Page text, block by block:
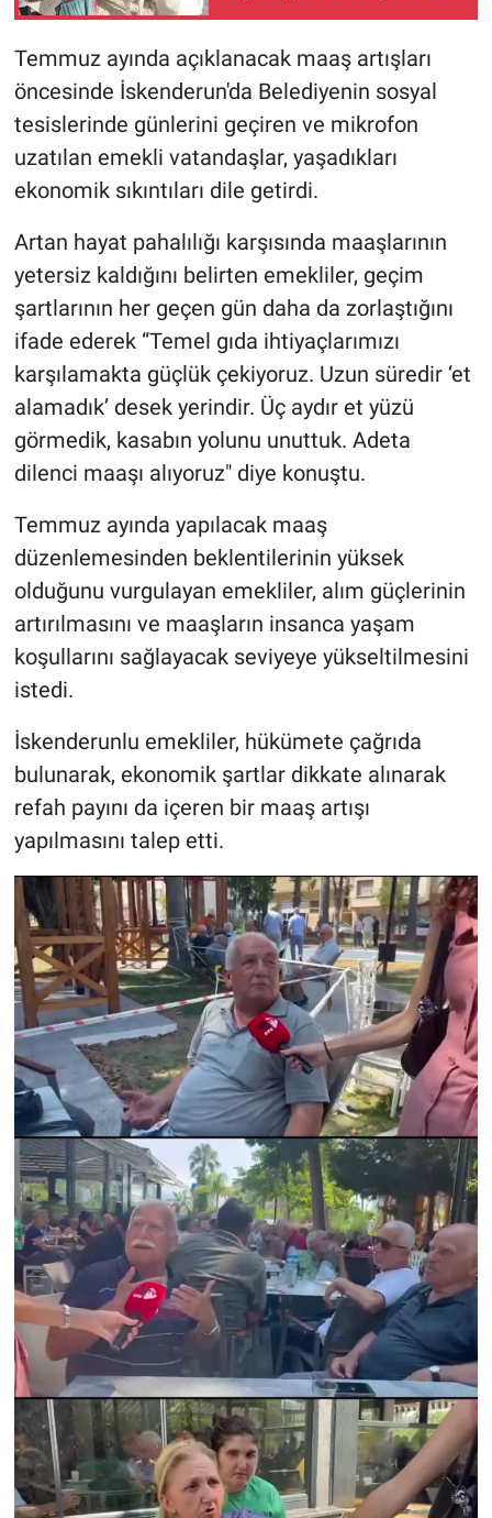
Temmuz ayında açıklanacak maaş artışları
öncesinde İskenderun'da Belediyenin sosyal
tesislerinde günlerini geçiren ve mikrofon
uzatılan emekli vatandaşlar, yaşadıkları
ekonomik sıkıntıları dile getirdi.
Artan hayat pahalılığı karşısında maaşlarının
yetersiz kaldığını belirten emekliler, geçim
şartlarının her geçen gün daha da zorlaştığını
ifade ederek “Temel gıda ihtiyaçlarımızı
karşılamakta güçlük çekiyoruz. Uzun süredir ‘et
alamadık’ desek yerindir. Üç aydır et yüzü
görmedik, kasabın yolunu unuttuk. Adeta
dilenci maaşı alıyoruz" diye konuştu.
Temmuz ayında yapılacak maaş
düzenlemesinden beklentilerinin yüksek
olduğunu vurgulayan emekliler, alım güçlerinin
artırılmasını ve maaşların insanca yaşam
koşullarını sağlayacak seviyeye yükseltilmesini
istedi.
İskenderunlu emekliler, hükümete çağrıda
bulunarak, ekonomik şartlar dikkate alınarak
refah payını da içeren bir maaş artışı
yapılmasını talep etti.